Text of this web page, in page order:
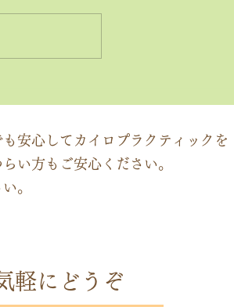
ーチする」カイロプラクティ
安心してカイロプラクティックを
い方もご安心ください。
。
軽にどうぞ